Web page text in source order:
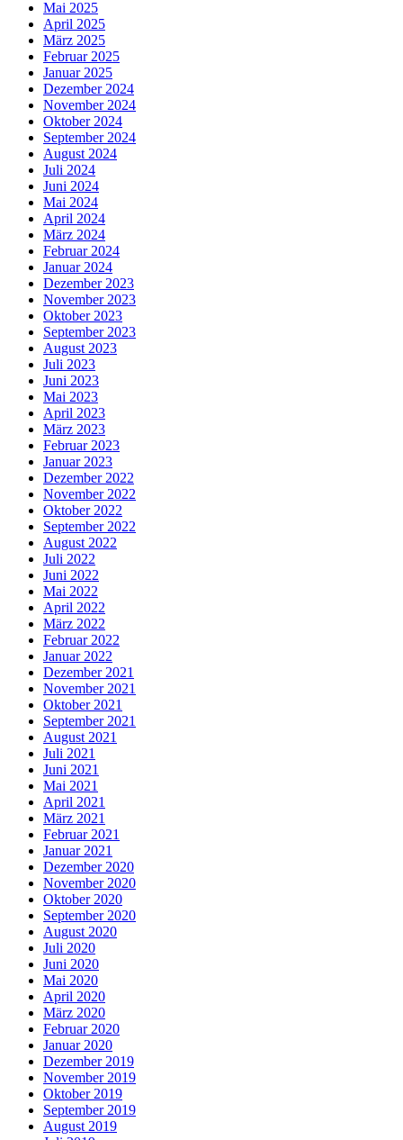
Mai 2025
April 2025
März 2025
Februar 2025
Januar 2025
Dezember 2024
November 2024
Oktober 2024
September 2024
August 2024
Juli 2024
Juni 2024
Mai 2024
April 2024
März 2024
Februar 2024
Januar 2024
Dezember 2023
November 2023
Oktober 2023
September 2023
August 2023
Juli 2023
Juni 2023
Mai 2023
April 2023
März 2023
Februar 2023
Januar 2023
Dezember 2022
November 2022
Oktober 2022
September 2022
August 2022
Juli 2022
Juni 2022
Mai 2022
April 2022
März 2022
Februar 2022
Januar 2022
Dezember 2021
November 2021
Oktober 2021
September 2021
August 2021
Juli 2021
Juni 2021
Mai 2021
April 2021
März 2021
Februar 2021
Januar 2021
Dezember 2020
November 2020
Oktober 2020
September 2020
August 2020
Juli 2020
Juni 2020
Mai 2020
April 2020
März 2020
Februar 2020
Januar 2020
Dezember 2019
November 2019
Oktober 2019
September 2019
August 2019